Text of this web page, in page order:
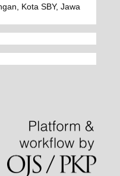
Kota SBY, Jawa